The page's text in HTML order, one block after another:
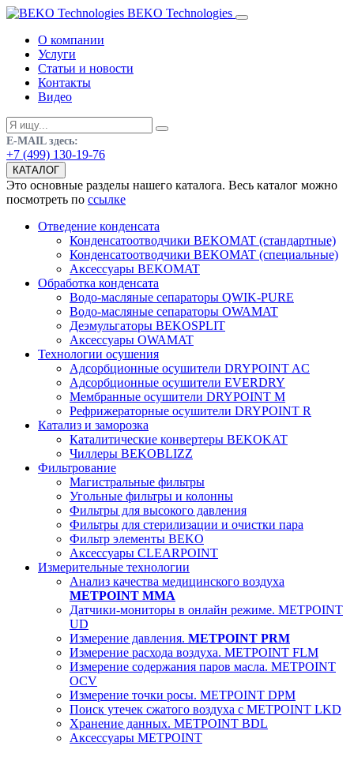
BEKO Technologies
О компании
Услуги
Статьи и новости
Контакты
Видео
E-MAIL здесь:
+7 (499) 130-19-76
КАТАЛОГ
Это основные разделы нашего каталога. Весь каталог можно
посмотреть по ссылке
Отведение конденсата
Конденсатоотводчики BEKOMAT (стандартные)
Конденсатоотводчики BEKOMAT (специальные)
Аксессуары BEKOMAT
Обработка конденсата
Водо-масляные сепараторы QWIK-PURE
Водо-масляные сепараторы OWAMAT
Деэмульгаторы BEKOSPLIT
Аксессуары OWAMAT
Технологии осушения
Адсорбционные осушители DRYPOINT AC
Адсорбционные осушители EVERDRY
Мембранные осушители DRYPOINT M
Рефрижераторные осушители DRYPOINT R
Катализ и заморозка
Каталитические конвертеры BEKOKAT
Чиллеры BEKOBLIZZ
Фильтрование
Магистральные фильтры
Угольные фильтры и колонны
Фильтры для высокого давления
Фильтры для стерилизации и очистки пара
Фильтр элементы BEKO
Аксессуары CLEARPOINT
Измерительные технологии
Анализ качества медицинского воздуха
METPOINT MMA
Датчики-мониторы в онлайн режиме. METPOINT
UD
Измерение давления. METPOINT PRM
Измерение расхода воздуха. METPOINT FLM
Измерение содержания паров масла. METPOINT
OCV
Измерение точки росы. METPOINT DPM
Поиск утечек сжатого воздуха с METPOINT LKD
Хранение данных. METPOINT BDL
Аксессуары METPOINT